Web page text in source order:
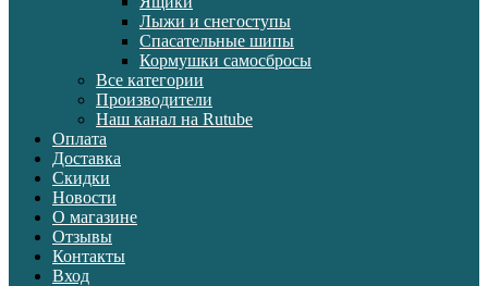
Лыжи и снегоступы
Спасательные шипы
Кормушки самосбросы
Все категории
Производители
Наш канал на Rutube
Оплата
Доставка
Скидки
Новости
О магазине
Отзывы
Контакты
Вход